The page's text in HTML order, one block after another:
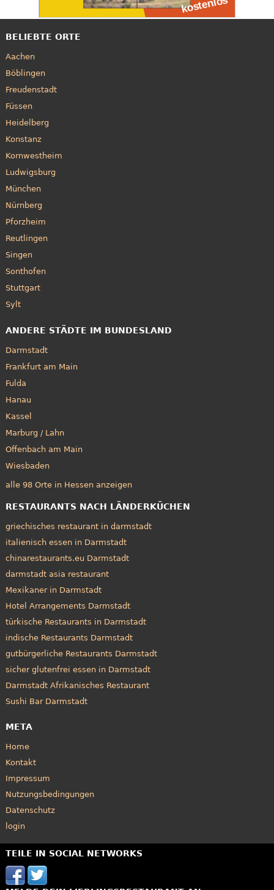
BELIEBTE ORTE
Aachen
Böblingen
Freudenstadt
Füssen
Heidelberg
Konstanz
Kornwestheim
Ludwigsburg
München
Nürnberg
Pforzheim
Reutlingen
Singen
Sonthofen
Stuttgart
Sylt
ANDERE STÄDTE IM BUNDESLAND
Darmstadt
Frankfurt am Main
Fulda
Hanau
Kassel
Marburg / Lahn
Offenbach am Main
Wiesbaden
alle 98 Orte in Hessen anzeigen
RESTAURANTS NACH LÄNDERKÜCHEN
griechisches restaurant in darmstadt
italienisch essen in Darmstadt
chinarestaurants.eu Darmstadt
darmstadt asia restaurant
Mexikaner in Darmstadt
Hotel Arrangements Darmstadt
türkische Restaurants in Darmstadt
indische Restaurants Darmstadt
gutbürgerliche Restaurants Darmstadt
sicher glutenfrei essen in Darmstadt
Darmstadt Afrikanisches Restaurant
Sushi Bar Darmstadt
META
Home
Kontakt
Impressum
Nutzungsbedingungen
Datenschutz
login
TEILE IN SOCIAL NETWORKS